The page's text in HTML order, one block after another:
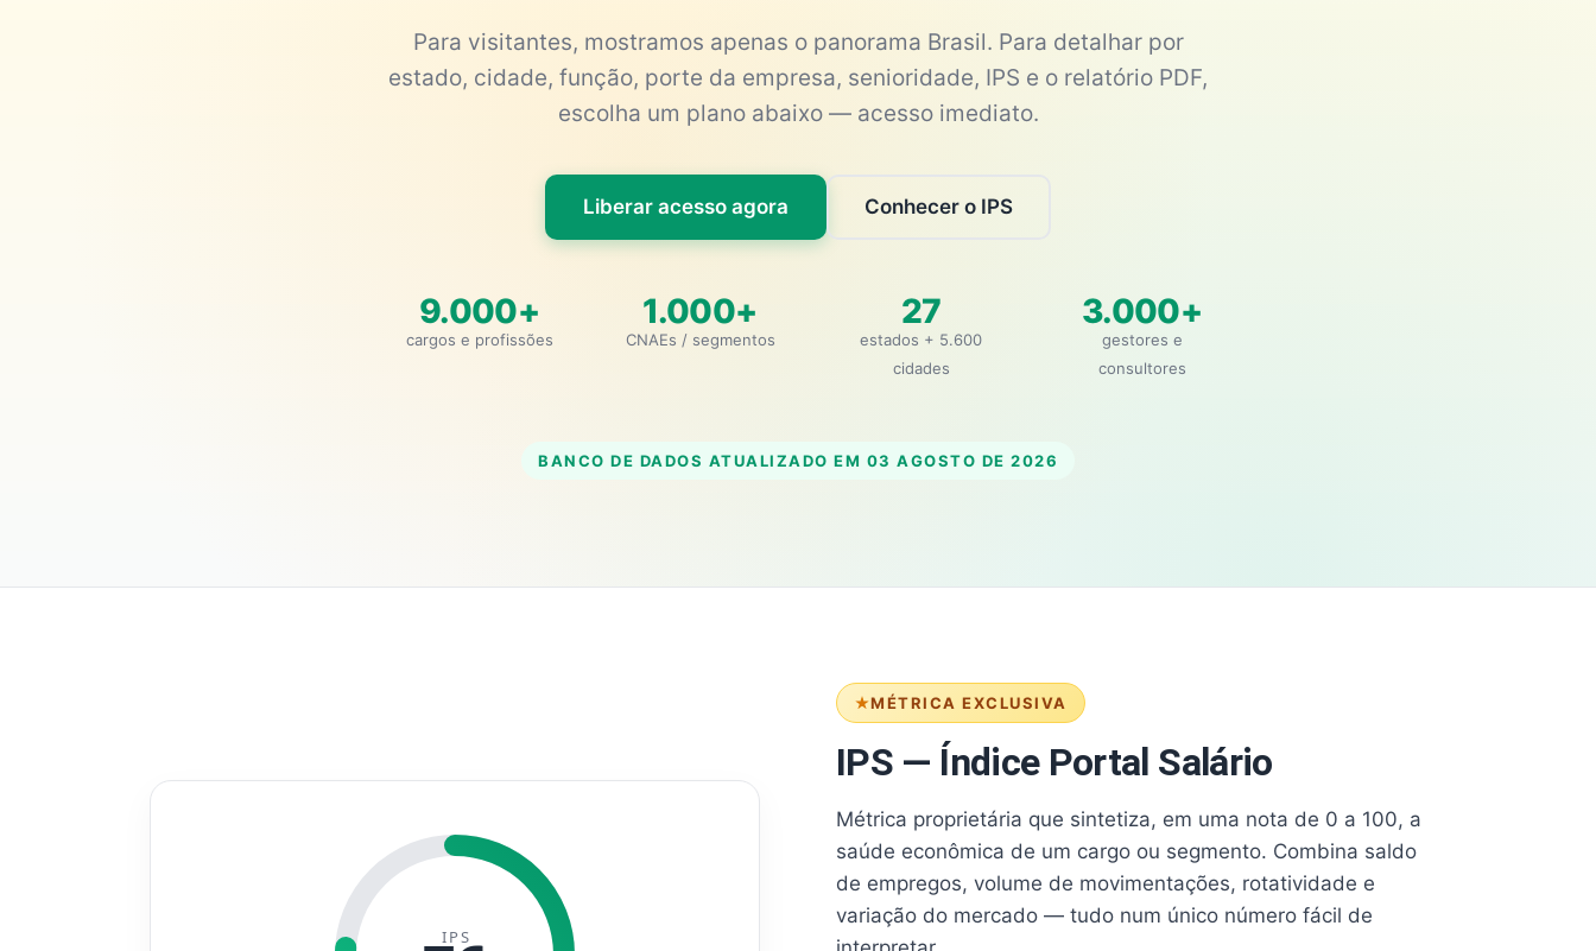
Para visitantes, mostramos apenas o panorama Brasil. Para detalhar por
estado, cidade, função, porte da empresa, senioridade, IPS e o relatório PDF,
escolha um plano abaixo — acesso imediato.
Liberar acesso agora Conhecer o IPS
9.000+
cargos e profissões
1.000+
CNAEs / segmentos
27
estados + 5.600
cidades
3.000+
gestores e
consultores
BANCO DE DADOS ATUALIZADO EM 03 AGOSTO DE 2026
MÉTRICA EXCLUSIVA
IPS — Índice Portal Salário
Métrica proprietária que sintetiza, em uma nota de 0 a 100, a
saúde econômica de um cargo ou segmento. Combina saldo
de empregos, volume de movimentações, rotatividade e
variação do mercado — tudo num único número fácil de
IPS